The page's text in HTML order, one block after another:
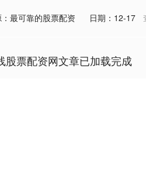
最可靠的股票配资 日期：12-17
股票配资网文章已加载完成